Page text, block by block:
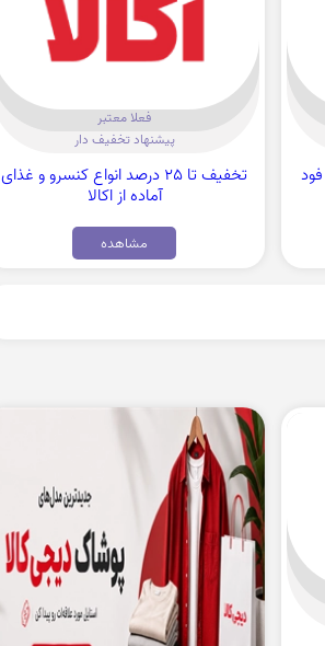
فود
فعلا معتبر
پیشنهاد تخفیف دار
تخفیف تا 25 درصد انواع کنسرو و غذای
آماده از اکالا
مشاهده